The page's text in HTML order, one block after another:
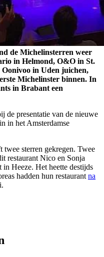
de Michelinsterren weer
in Helmond, O&O in St.
in Uden juichen,
Michelinster binnen. In
in Brabant een
de presentatie van de nieuwe
in het Amsterdamse
twee sterren gekregen. Twee
restaurant Nico en Sonja
in Heeze. Het heette destijds
hadden hun restaurant na